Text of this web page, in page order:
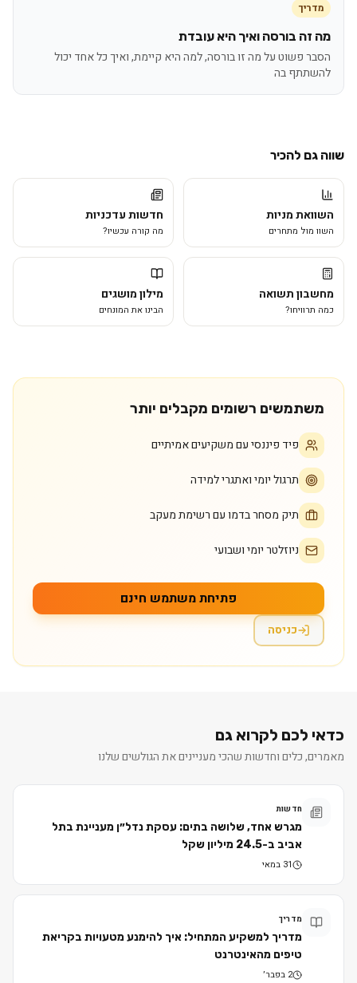
מדריך
מה זה בורסה ואיך היא עובדת
הסבר פשוט על מה זו בורסה, למה היא קיימת, ואיך כל אחד יכול
להשתתף בה
שווה גם להכיר
השוואת מניות
השוו מול מתחרים
חדשות עדכניות
מה קורה עכשיו?
מחשבון תשואה
כמה תרוויחו?
מילון מושגים
הבינו את המונחים
משתמשים רשומים מקבלים יותר
פיד פיננסי עם משקיעים אמיתיים
תרגול יומי ואתגרי למידה
תיק מסחר בדמו עם רשימת מעקב
ניוזלטר יומי ושבועי
פתיחת משתמש חינם
כניסה
כדאי לכם לקרוא גם
מאמרים, כלים וחדשות שהכי מעניינים את הגולשים שלנו
חדשות
מגרש אחד, שלושה בתים: עסקת נדל״ן מעניינת בתל
אביב ב-24.5 מיליון שקל
31 במאי
מדריך
מדריך למשקיע המתחיל: איך להימנע מטעויות בקריאת
טיפים מהאינטרנט
2 בפבר׳